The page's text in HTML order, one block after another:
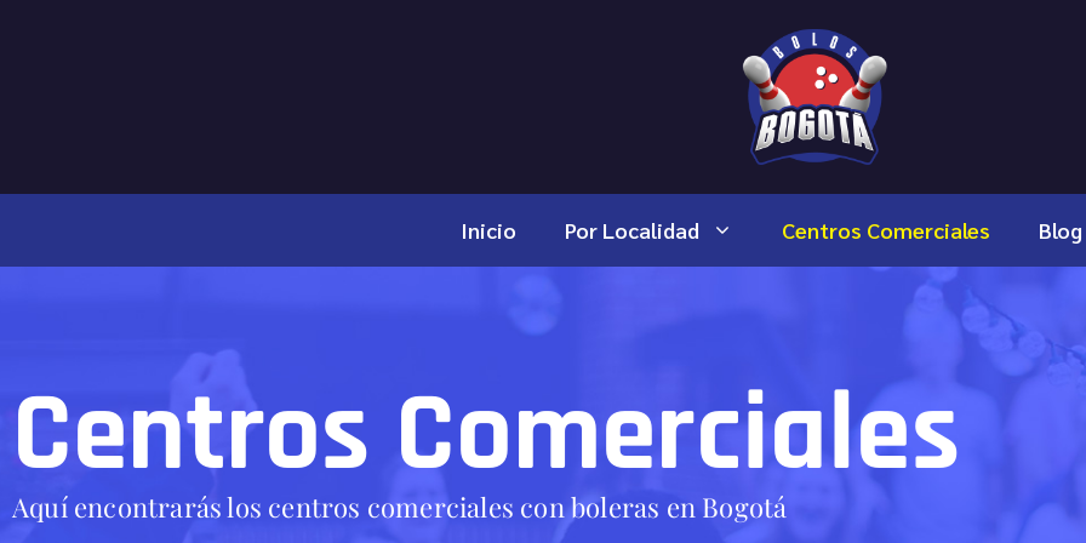
Inicio Por Localidad Centros Comerciales Blog
Centros Comerciales
Aquí encontrarás los centros comerciales con boleras en Bogotá